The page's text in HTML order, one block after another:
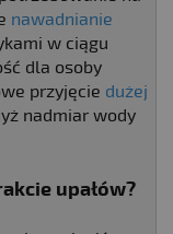
nawadnianie
w ciągu
dla osoby
przyjęcie dużej
nadmiar wody
upałów?